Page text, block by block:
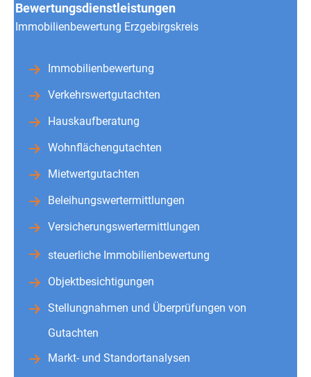
Bewertungsdienstleistungen
Immobilienbewertung Erzgebirgskreis
Immobilienbewertung
Verkehrswertgutachten
Hauskaufberatung
Wohnflächengutachten
Mietwertgutachten
Beleihungswertermittlungen
Versicherungswertermittlungen
steuerliche Immobilienbewertung
Objektbesichtigungen
Stellungnahmen und Überprüfungen von
Gutachten
Markt- und Standortanalysen